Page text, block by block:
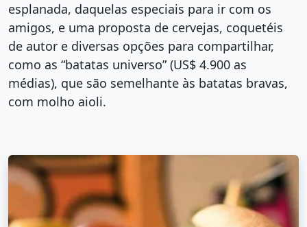
esplanada, daquelas especiais para ir com os
amigos, e uma proposta de cervejas, coquetéis
de autor e diversas opções para compartilhar,
como as “batatas universo” (US$ 4.900 as
médias), que são semelhante às batatas bravas,
com molho aioli.